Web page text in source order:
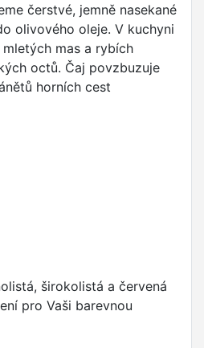
čerstvé, jemně nasekané
olivového oleje. V kuchyni
mas a rybích
octů. Čaj povzbuzuje
horních cest
širokolistá a červená
pro Vaši barevnou